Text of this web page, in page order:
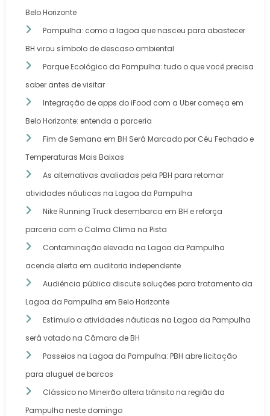
Belo Horizonte
Pampulha: como a lagoa que nasceu para abastecer
BH virou símbolo de descaso ambiental
Parque Ecológico da Pampulha: tudo o que você precisa
saber antes de visitar
Integração de apps do iFood com a Uber começa em
Belo Horizonte: entenda a parceria
Fim de Semana em BH Será Marcado por Céu Fechado e
Temperaturas Mais Baixas
As alternativas avaliadas pela PBH para retomar
atividades náuticas na Lagoa da Pampulha
Nike Running Truck desembarca em BH e reforça
parceria com o Calma Clima na Pista
Contaminação elevada na Lagoa da Pampulha
acende alerta em auditoria independente
Audiência pública discute soluções para tratamento da
Lagoa da Pampulha em Belo Horizonte
Estímulo a atividades náuticas na Lagoa da Pampulha
será votado na Câmara de BH
Passeios na Lagoa da Pampulha: PBH abre licitação
para aluguel de barcos
Clássico no Mineirão altera trânsito na região da
Pampulha neste domingo